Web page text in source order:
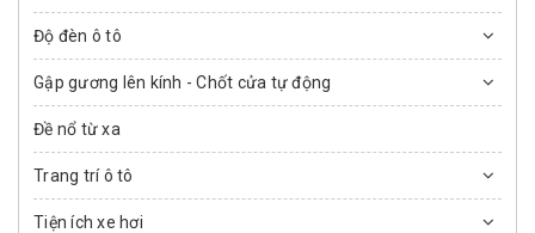
Độ đèn ô tô
Gập gương lên kính - Chốt cửa tự động
Đề nổ từ xa
Trang trí ô tô
Tiện ích xe hơi